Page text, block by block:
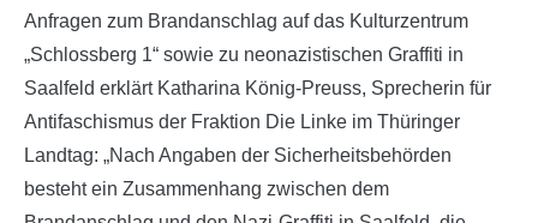
Anfragen zum Brandanschlag auf das Kulturzentrum
„Schlossberg 1“ sowie zu neonazistischen Graffiti in
Saalfeld erklärt Katharina König-Preuss, Sprecherin für
Antifaschismus der Fraktion Die Linke im Thüringer
Landtag: „Nach Angaben der Sicherheitsbehörden
besteht ein Zusammenhang zwischen dem